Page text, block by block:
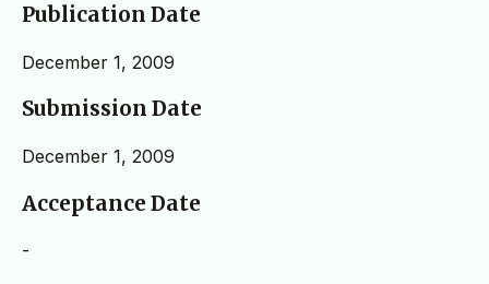
Publication Date
December 1, 2009
Submission Date
December 1, 2009
Acceptance Date
-